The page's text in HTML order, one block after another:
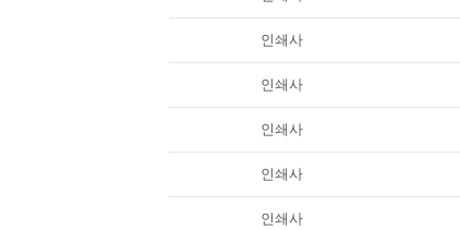
인쇄사
인쇄사
인쇄사
인쇄사
인쇄사